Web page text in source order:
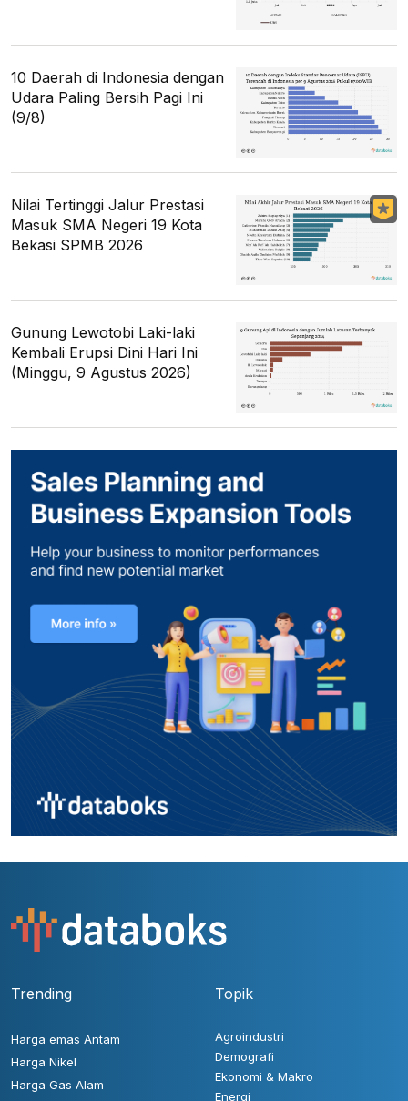
10 Daerah di Indonesia dengan
Udara Paling Bersih Pagi Ini
(9/8)
Nilai Tertinggi Jalur Prestasi
Masuk SMA Negeri 19 Kota
Bekasi SPMB 2026
Gunung Lewotobi Laki-laki
Kembali Erupsi Dini Hari Ini
(Minggu, 9 Agustus 2026)
Trending
Harga emas Antam
Harga Nikel
Harga Gas Alam
Topik
Agroindustri
Demografi
Ekonomi & Makro
Energi